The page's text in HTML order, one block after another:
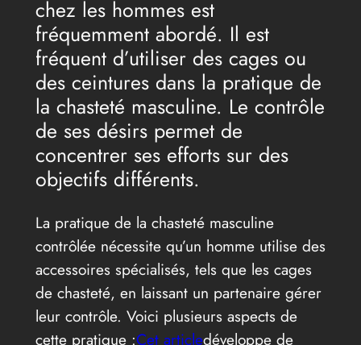
chez les hommes est
fréquemment abordé. Il est
fréquent d’utiliser des cages ou
des ceintures dans la pratique de
la chasteté masculine. Le contrôle
de ses désirs permet de
concentrer ses efforts sur des
objectifs différents.
La pratique de la chasteté masculine
contrôlée nécessite qu’un homme utilise des
accessoires spécialisés, tels que les cages
de chasteté, en laissant un partenaire gérer
leur contrôle. Voici plusieurs aspects de
cette pratique :Cet articledéveloppe de